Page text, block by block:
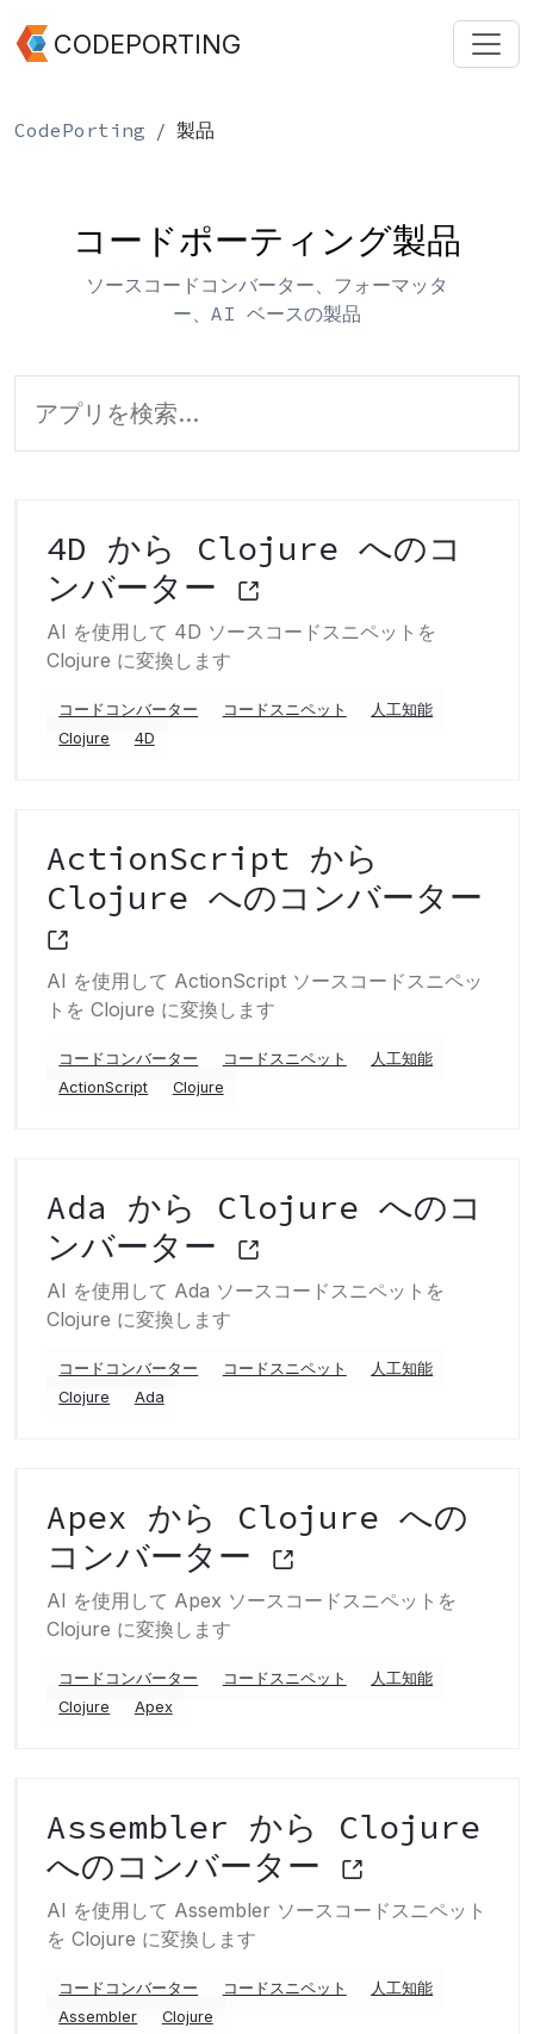
CODEPORTING
CodePorting 製品
コードポーティング製品
ソースコードコンバーター、フォーマッタ
ー、AI ベースの製品
4D から Clojure へのコ
ンバーター
AI を使用して 4D ソースコードスニペットを
Clojure に変換します
コードコンバーター コードスニペット
人工知能
Clojure
4D
ActionScript から
Clojure へのコンバーター
AI を使用して ActionScript ソースコードスニペッ
トを Clojure に変換します
コードコンバーター コードスニペット
人工知能
ActionScript
Clojure
Ada から Clojure へのコ
ンバーター
AI を使用して Ada ソースコードスニペットを
Clojure に変換します
コードコンバーター コードスニペット
人工知能
Clojure
Ada
Apex から Clojure への
コンバーター
AI を使用して Apex ソースコードスニペットを
Clojure に変換します
コードコンバーター コードスニペット
人工知能
Clojure
Apex
Assembler から Clojure
へのコンバーター
AI を使用して Assembler ソースコードスニペット
を Clojure に変換します
コードコンバーター コードスニペット
人工知能
Assembler
Clojure